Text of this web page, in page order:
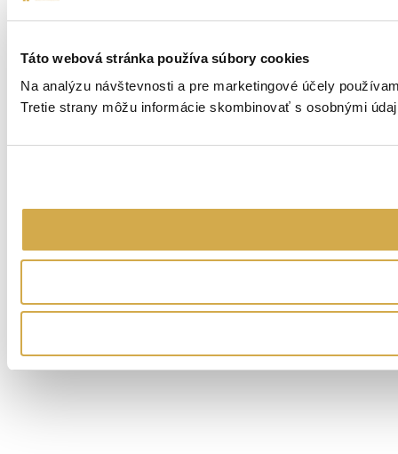
Táto webová stránka používa súbory cookies
Na analýzu návštevnosti a pre marketingové účely
Tretie strany môžu informácie skombinovať s osobnými